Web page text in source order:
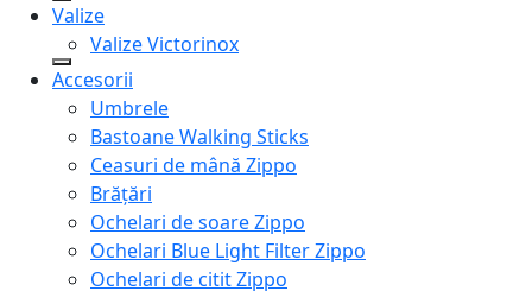
Valize
Valize Victorinox
Accesorii
Umbrele
Bastoane Walking Sticks
Ceasuri de mână Zippo
Brățări
Ochelari de soare Zippo
Ochelari Blue Light Filter Zippo
Ochelari de citit Zippo